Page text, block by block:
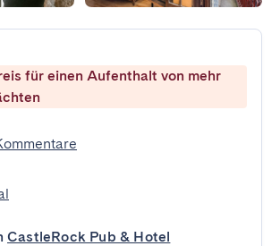
für einen Aufenthalt von mehr
CastleRock Pub & Hotel